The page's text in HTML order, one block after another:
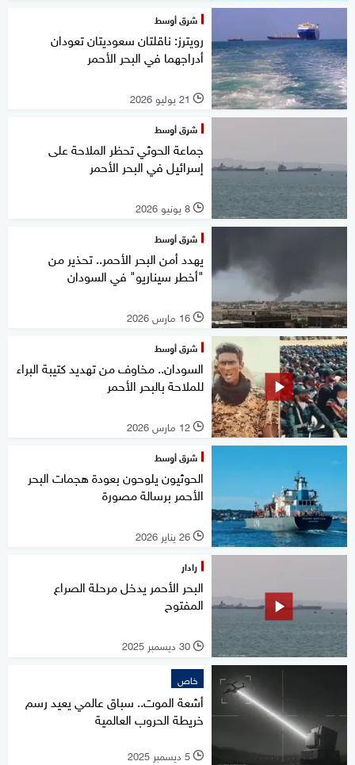
شرق أوسط
رويترز: ناقلتان سعوديتان تعودان
أدراجهما في البحر الأحمر
l 21 يوليو 2026
شرق أوسط
جماعة الحوثي تحظر الملاحة على
إسرائيل في البحر الأحمر
l 8 يونيو 2026
شرق أوسط
يهدد أمن البحر الأحمر.. تحذير من
"أخطر سيناريو" في السودان
l 16 مارس 2026
شرق أوسط
السودان.. مخاوف من تهديد كتيبة البراء
للملاحة بالبحر الأحمر
l 12 مارس 2026
شرق أوسط
الحوثيون يلوحون بعودة هجمات البحر
الأحمر برسالة مصورة
l 26 يناير 2026
رادار
البحر الأحمر يدخل مرحلة الصراع
المفتوح
l 30 ديسمبر 2025
خاص
أشعة الموت.. سباق عالمي يعيد رسم
خريطة الحروب العالمية
l 5 ديسمبر 2025